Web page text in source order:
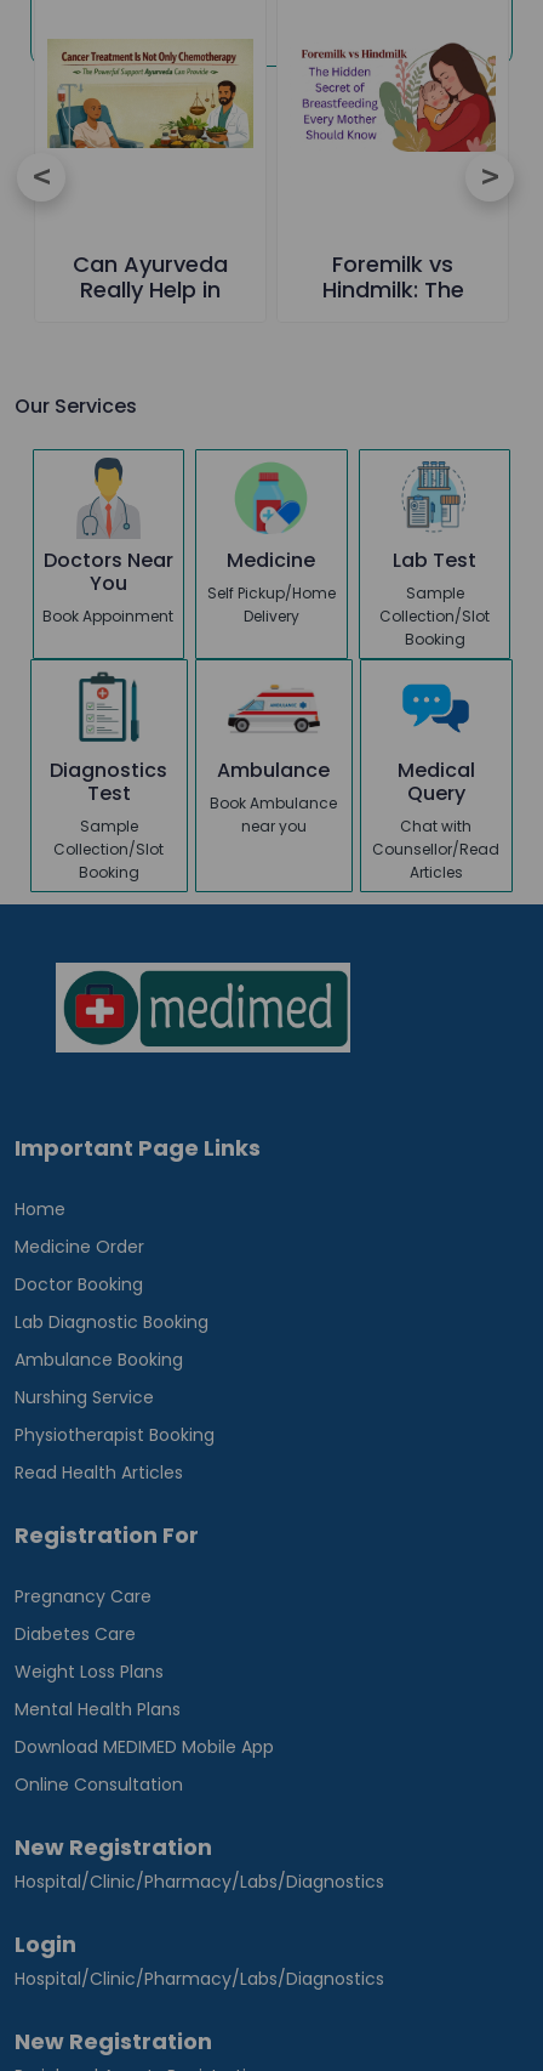
Can Ayurveda
Really Help in
Foremilk vs
Hindmilk: The
Our Services
Doctors Near
You
Book Appoinment
Medicine
Self Pickup/Home
Delivery
Lab Test
Sample
Collection/Slot
Booking
Diagnostics
Test
Sample
Collection/Slot
Booking
Ambulance
Book Ambulance
near you
Medical
Query
Chat with
Counsellor/Read
Articles
Important Page Links
Home
Medicine Order
Doctor Booking
Lab Diagnostic Booking
Ambulance Booking
Nurshing Service
Physiotherapist Booking
Read Health Articles
Registration For
Pregnancy Care
Diabetes Care
Weight Loss Plans
Mental Health Plans
Download MEDIMED Mobile App
Online Consultation
New Registration
Hospital/Clinic/Pharmacy/Labs/Diagnostics
Login
Hospital/Clinic/Pharmacy/Labs/Diagnostics
New Registration